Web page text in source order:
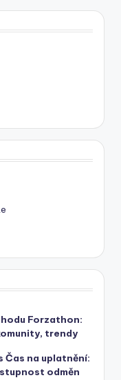
Forzathon:
trendy
Čas na uplatnění:
odměn